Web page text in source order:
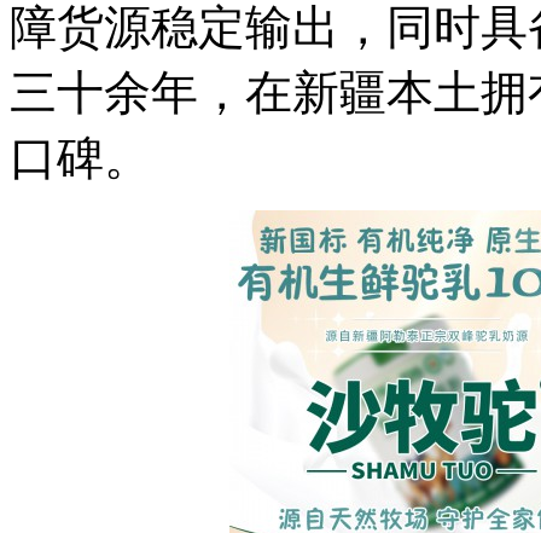
障货源稳定输出，同时
三十余年，在新疆本土
口碑。